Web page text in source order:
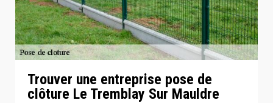
Trouver une entreprise pose de
clôture Le Tremblay Sur Mauldre